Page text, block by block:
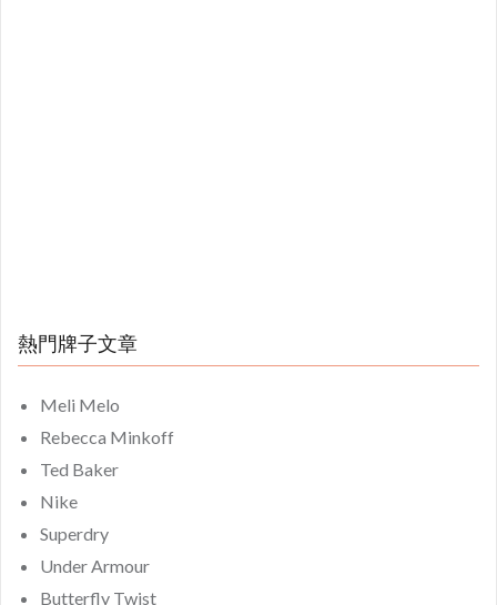
熱門牌子文章
Meli Melo
Rebecca Minkoff
Ted Baker
Nike
Superdry
Under Armour
Butterfly Twist